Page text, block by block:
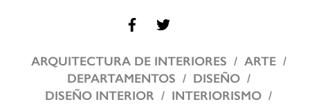
ARQUITECTURA DE INTERIORES
ARTE
DEPARTAMENTOS
DISEÑO
DISEÑO INTERIOR
INTERIORISMO